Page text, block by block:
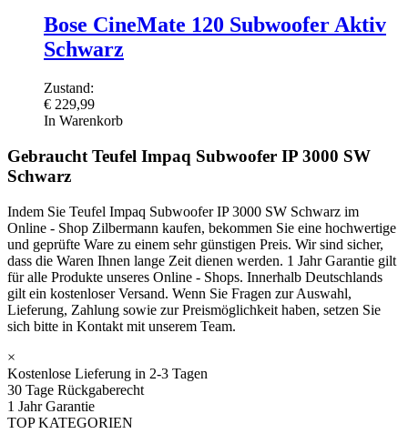
Bose CineMate 120 Subwoofer Aktiv
Schwarz
Zustand:
€ 229,99
In Warenkorb
Gebraucht Teufel Impaq Subwoofer IP 3000 SW
Schwarz
Indem Sie Teufel Impaq Subwoofer IP 3000 SW Schwarz im
Online - Shop Zilbermann kaufen, bekommen Sie eine hochwertige
und geprüfte Ware zu einem sehr günstigen Preis. Wir sind sicher,
dass die Waren Ihnen lange Zeit dienen werden. 1 Jahr Garantie gilt
für alle Produkte unseres Online - Shops. Innerhalb Deutschlands
gilt ein kostenloser Versand. Wenn Sie Fragen zur Auswahl,
Lieferung, Zahlung sowie zur Preismöglichkeit haben, setzen Sie
sich bitte in Kontakt mit unserem Team.
×
Kostenlose Lieferung in 2-3 Tagen
30 Tage Rückgaberecht
1 Jahr Garantie
TOP KATEGORIEN